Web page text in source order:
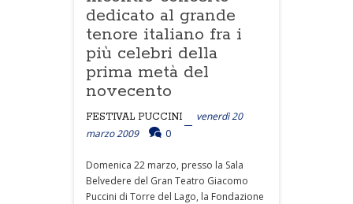
dedicato al grande
tenore italiano fra i
più celebri della
prima metà del
novecento
FESTIVAL PUCCINI
venerdì 20
marzo 2009
0
Domenica 22 marzo, presso la Sala
Belvedere del Gran Teatro Giacomo
Puccini di Torre del Lago, la Fondazione